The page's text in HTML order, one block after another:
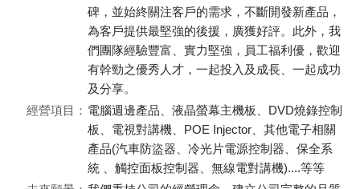
碑，並始終關注客戶的需求，不斷開發新產品，
為客戶提供最堅強的後援，廣獲好評。此外，我
們團隊經驗豐富、實力堅強，員工福利優，歡迎
有幹勁之優秀人才，一起投入及成長、一起成功
及分享。
經營項目： 電腦週邊產品、液晶螢幕主機板、DVD燒錄控制
板、電視對講機、POE Injector、其他電子相關
產品(汽車防盜器、冷光片電源控制器、保全系
統 、觸控面板控制器、無線電對講機)....等等